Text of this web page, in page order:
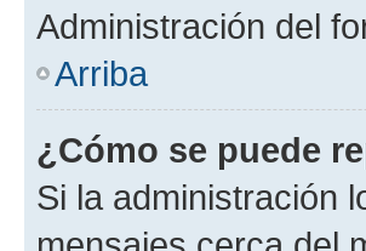
Administración del
Arriba
¿Cómo se puede
Si la administración